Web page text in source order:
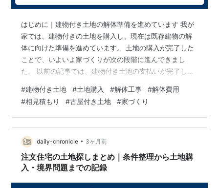
はじめに｜建物付き土地の解体準備を進めています 我が
家では、建物付きの土地を購入し、現在は既存建物の解
体に向けた準備を進めています。 土地の購入が完了した
ことで、いよいよ家づくりが次の段階に進んできまし
た。 以前の記事では、建物付き土地の支払いが完了した
ついて書きました。 daily-chronicle.hatenablog.com た
だ、実際に解体準備を進めてみると、当初考えていた以
上にやることが多いと感じています。 正直なところ、最
初は「解体業者に依頼すれば、あとは建物を壊してもら
うだけ」というイメージがありました。 しかし実際に
は、解体費…
#建物付き土地 #土地購入 #解体工事 #解体費用
#相見積もり #古屋付き土地 #家づくり
daily-chronicle • 3ヶ月前
注文住宅の土地探しまとめ｜条件整理から土地購
入・境界問題までの記録